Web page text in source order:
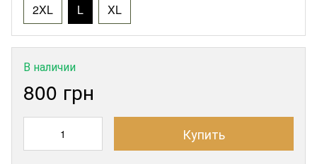
2XL L XL
В наличии
800 грн
Купить